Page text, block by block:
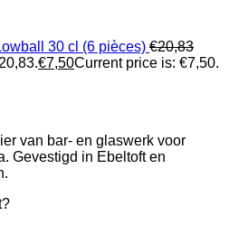
30 cl (6 pièces) €20,83
€7,50Current price is: €7,50.
van bar- en glaswerk voor
Gevestigd in Ebeltoft en